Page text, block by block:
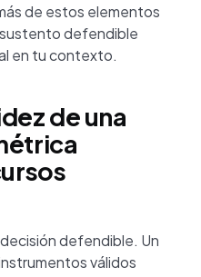
de estos elementos
defendible
en tu contexto.
de una
defendible. Un
válidos